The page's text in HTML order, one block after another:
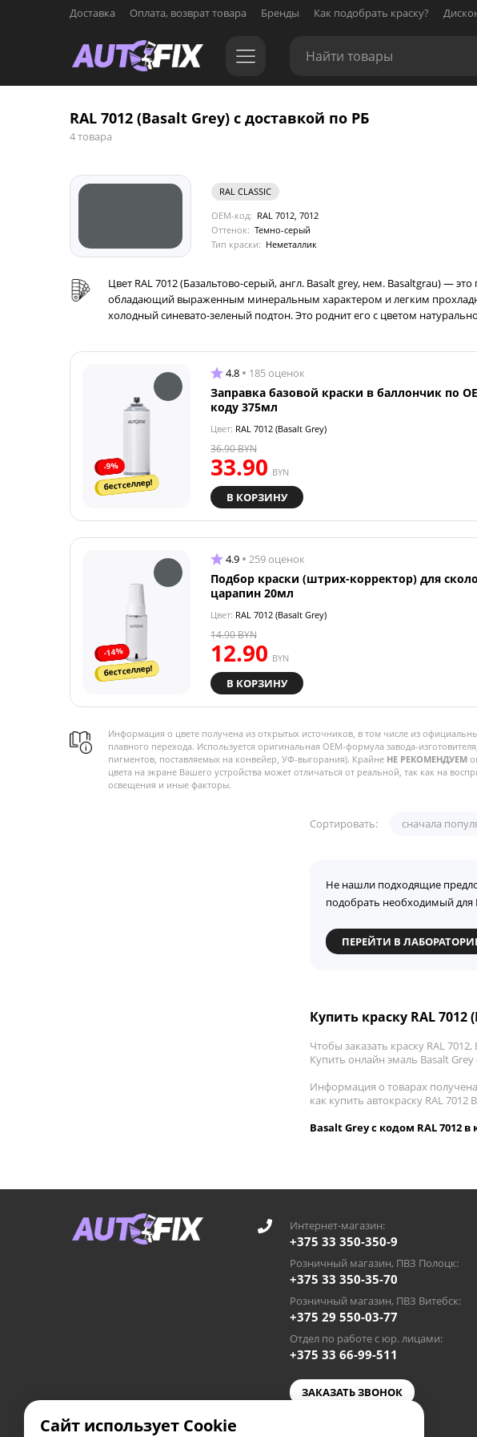
Доставка Оплата, возврат товара Бренды Как подобрать краску?
RAL 7012 (Basalt Grey) с доставкой по РБ
4 товара
RAL CLASSIC
OEM-код: RAL 7012, 7012
Оттенок: Темно-серый
Тип краски: Неметаллик
Цвет RAL 7012 (Базальтово-серый, англ. Basalt grey, нем. Basaltgrau) —
обладающий выраженным минеральным характером и легким
холодный синевато-зеленый подтон. Это роднит его с цветом
-9%
бестселлер!
4.8 185 оценок
Заправка базовой краски в баллончик по
коду 375мл
Цвет: RAL 7012 (Basalt Grey)
33.90 BYN
36.90BYN
В КОРЗИНУ
-14%
бестселлер!
4.9 259 оценок
Подбор краски (штрих-корректор) для
царапин 20мл
Цвет: RAL 7012 (Basalt Grey)
12.90 BYN
14.90BYN
В КОРЗИНУ
Информация о цвете получена из открытых источников, в том числе из
плавного перехода. Используется оригинальная OEM-формула завода-изготовителя,
пигментов, поставляемых на конвейер, УФ-выгорания). Крайне НЕ РЕКОМЕНДУЕМ
цвета на экране Вашего устройства может отличаться от реальной, так как на
освещения и иные факторы.
Сортировать: сначала
Не нашли подходящие
подобрать необходимый для
ПЕРЕЙТИ В
Купить краску RAL 7012
Чтобы заказать краску RAL
Купить онлайн эмаль Basalt
Информация о товарах
как купить автокраску RAL
Basalt Grey с кодом RAL 7012
Интернет-магазин:
+375 33 350-350-9
Розничный магазин, ПВЗ Полоцк:
+375 33 350-35-70
Розничный магазин, ПВЗ Витебск:
+375 29 550-03-77
Отдел по работе с юр. лицами:
+375 33 66-99-511
ЗАКАЗАТЬ ЗВОНОК
Сайт использует Cookie